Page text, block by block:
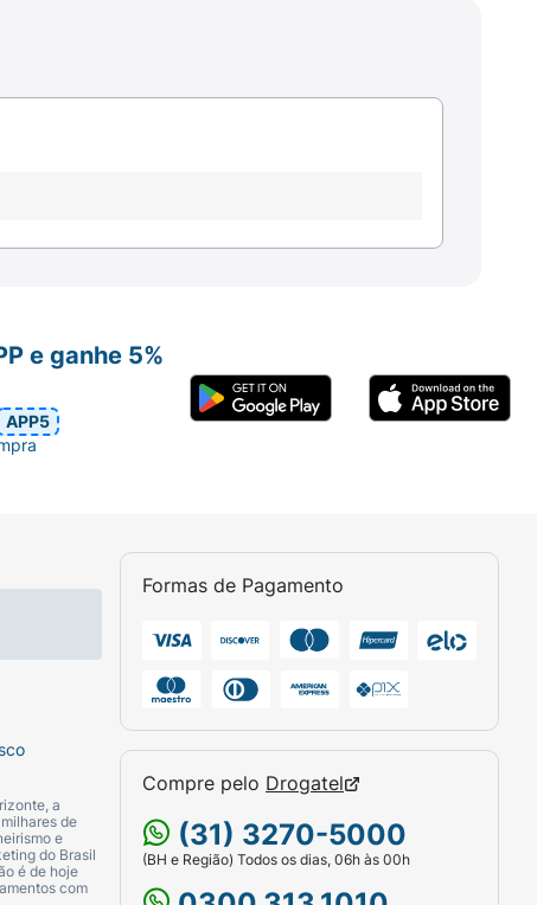
a
de
e
do Brasil
é de hoje
com
Formas de Pagamento
Compre pelo Drogatel
(31) 3270-5000
(BH e Região) Todos os dias, 06h às 00h
e ganhe 5%
APP5